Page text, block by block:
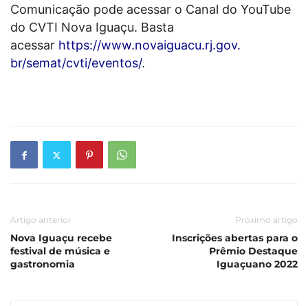
Comunicação pode acessar o Canal do YouTube
do CVTI Nova Iguaçu. Basta
acessar https://www.novaiguacu.rj.gov.
br/semat/cvti/eventos/.
Artigo anterior
Nova Iguaçu recebe
festival de música e
gastronomia
Próximo artigo
Inscrições abertas para o
Prêmio Destaque
Iguaçuano 2022